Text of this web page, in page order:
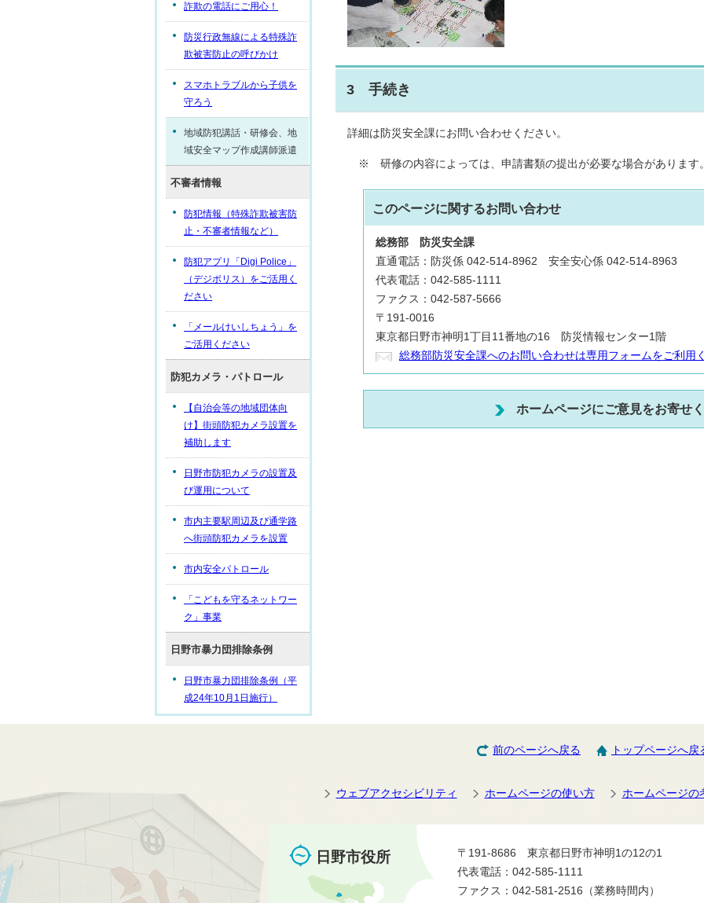
3 手続き
詳細は防災安全課にお問い合わせください。
※ 研修の内容によっては、申請書類の提出が必要な場合があります。
このページに関するお問い合わせ
総務部
防災安全課
直通電話：防災係 042-514-8962 安全安心係 042-514-8963
代表電話：042-585-1111
ファクス：042-587-5666
〒191-0016
東京都日野市神明1丁目11番地の16 防災情報センター1階
総務部防災安全課へのお問い合わせは専用フォームをご利用
ホームページにご意見をお寄せ
詐欺の電話にご用心！
防災行政無線による特殊詐
欺被害防止の呼びかけ
スマホトラブルから子供を
守ろう
地域防犯講話・研修会、地
域安全マップ作成講師派遣
不審者情報
防犯情報（特殊詐欺被害防
止・不審者情報など）
防犯アプリ「Digi Police」
（デジポリス）をご活用く
ださい
「メールけいしちょう」を
ご活用ください
防犯カメラ・パトロール
【自治会等の地域団体向
け】街頭防犯カメラ設置を
補助します
日野市防犯カメラの設置及
び運用について
市内主要駅周辺及び通学路
へ街頭防犯カメラを設置
市内安全パトロール
「こどもを守るネットワー
ク」事業
日野市暴力団排除条例
日野市暴力団排除条例（平
成24年10月1日施行）
前のページへ戻る トップページへ戻
ウェブアクセシビリティ ホームページの使い方 ホームページの
日野市役所
〒191-8686 東京都日野市神明1の12の1
代表電話：042-585-1111
ファクス：042-581-2516（業務時間内）